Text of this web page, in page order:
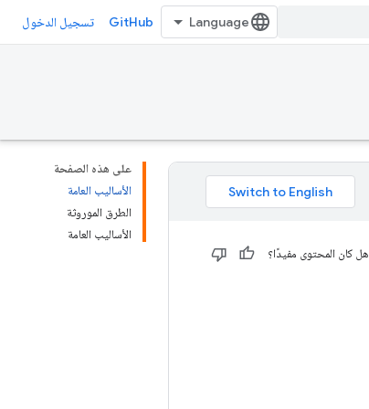
GitHub تسجيل الدخول
على هذه الصفحة
الأساليب العامة
الطرق الموروثة
الأساليب العامة
هل كان المحتوى مفيدًا؟